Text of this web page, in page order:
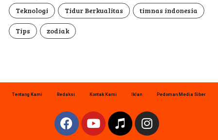
Teknologi Tidur Berkualitas timnas indonesia
Tips zodiak
Tentang Kami Redaksi Kontak Kami Iklan Pedoman Media Siber